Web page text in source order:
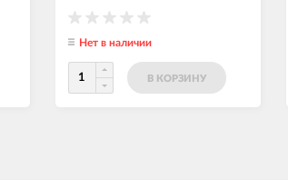
Нет в наличии
В КОРЗИНУ